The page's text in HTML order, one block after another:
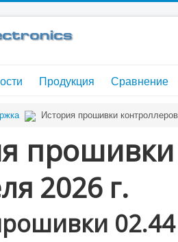
Продукция Сравнение
История прошивки
прошивки
2026 г.